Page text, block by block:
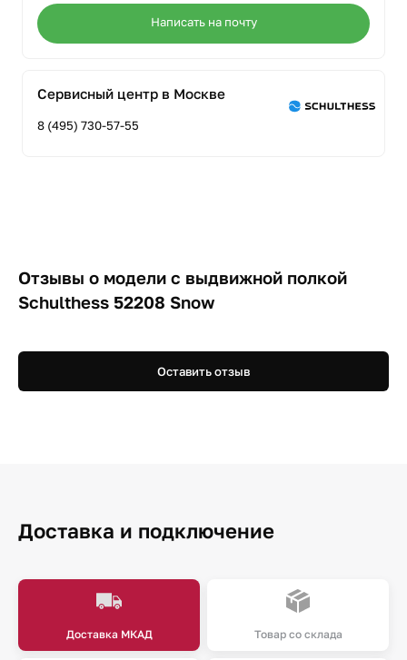
Написать на почту
Сервисный центр в Москве
8 (495) 730-57-55
Отзывы о модели c выдвижной полкой
Schulthess 52208 Snow
Оставить отзыв
Доставка и подключение
Доставка МКАД Товар со склада